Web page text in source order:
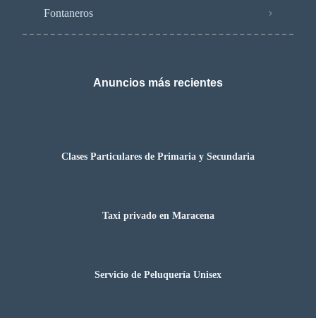
Fontaneros
Anuncios más recientes
Clases Particulares de Primaria y Secundaria
Taxi privado en Maracena
Servicio de Peluquería Unisex